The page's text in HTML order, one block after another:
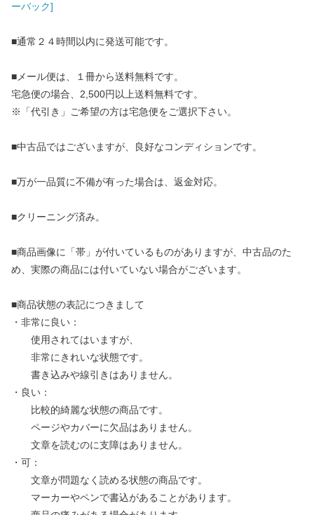
ーバック]
■通常２４時間以内に発送可能です。
■メール便は、１冊から送料無料です。
宅急便の場合、2,500円以上送料無料です。
※「代引き」ご希望の方は宅急便をご選択下さい。
■中古品ではございますが、良好なコンディションです。
■万が一品質に不備が有った場合は、返金対応。
■クリーニング済み。
■商品画像に「帯」が付いているものがありますが、中古品のた
め、実際の商品には付いていない場合がございます。
■商品状態の表記につきまして
・非常に良い：
使用されてはいますが、
非常にきれいな状態です。
書き込みや線引きはありません。
・良い：
比較的綺麗な状態の商品です。
ページやカバーに欠品はありません。
文章を読むのに支障はありません。
・可：
文章が問題なく読める状態の商品です。
マーカーやペンで書込があることがあります。